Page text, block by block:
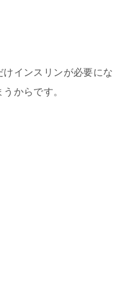
インスリンが必要にな
からです。